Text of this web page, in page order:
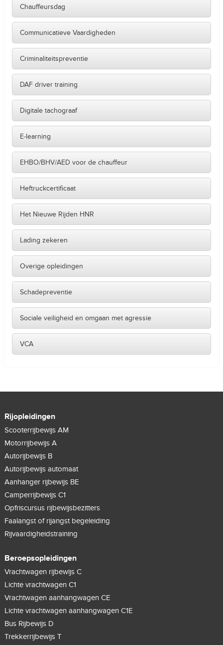
Chauffeursdag
Communicatieve Vaardigheden
Criminaliteitspreventie
DAF driver training
Digitale tachograaf
E-learning
EHBO/BHV/AED voor de chauffeur
Heftruckcertificaat
Het Nieuwe Rijden HNR
Lading zekeren
Overige opleidingen
Schadepreventie
Sociale veiligheid en omgaan met agressie
VCA
Rijopleidingen
Scooterrijbewijs AM
Motorrijbewijs A
Autorijbewijs B
Autorijbewijs automaat
Aanhanger rijbewijs BE
Camperrijbewijs C1
Opfriscursus rijbewijsbezitters
Faalangst of rijangst begeleiding
Rijvaardigheidstraining
Beroepsopleidingen
Vrachtwagen rijbewijs C
Lichte vrachtwagen C1
Vrachtwagen aanhangwagen CE
Lichte vrachtwagen aanhangwagen C1E
Bus Rijbewijs D
Trekkerrijbewijs T